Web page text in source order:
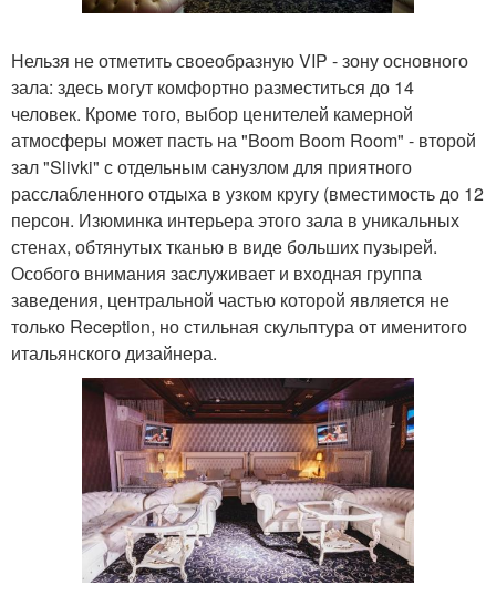
Нельзя не отметить своеобразную VIP - зону основного
зала: здесь могут комфортно разместиться до 14
человек. Кроме того, выбор ценителей камерной
атмосферы может пасть на "Boom Boom Room" - второй
зал "Slivki" с отдельным санузлом для приятного
расслабленного отдыха в узком кругу (вместимость до 12
персон. Изюминка интерьера этого зала в уникальных
стенах, обтянутых тканью в виде больших пузырей.
Особого внимания заслуживает и входная группа
заведения, центральной частью которой является не
только Reception, но стильная скульптура от именитого
итальянского дизайнера.